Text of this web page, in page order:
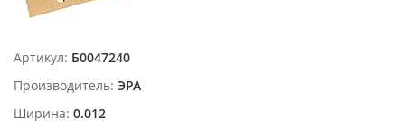
Артикул: Б0047240
Производитель: ЭРА
Ширина: 0.012